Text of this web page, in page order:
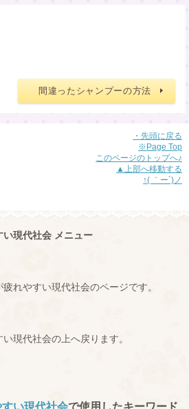
間違ったシャンプーの方法
・先頭に戻る
※Page Top
このページのトップへ♪
▲上部へ移動する
↑( ｀ー´)ノ
現代社会 メニュー
れやすい現代社会のページです。
現代社会の上へ戻ります。